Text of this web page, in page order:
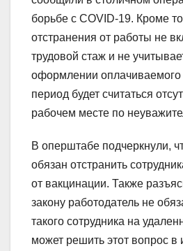
борьбе с COVID-19. Кроме
отстранения от работы не
трудовой стаж и не
оформлении оплачиваемого
период будет считаться
рабочем месте по
В оперштабе подчеркнули,
обязан отстранить
от вакцинации. Также
закону работодатель не
такого сотрудника на
может решить этот вопрос в